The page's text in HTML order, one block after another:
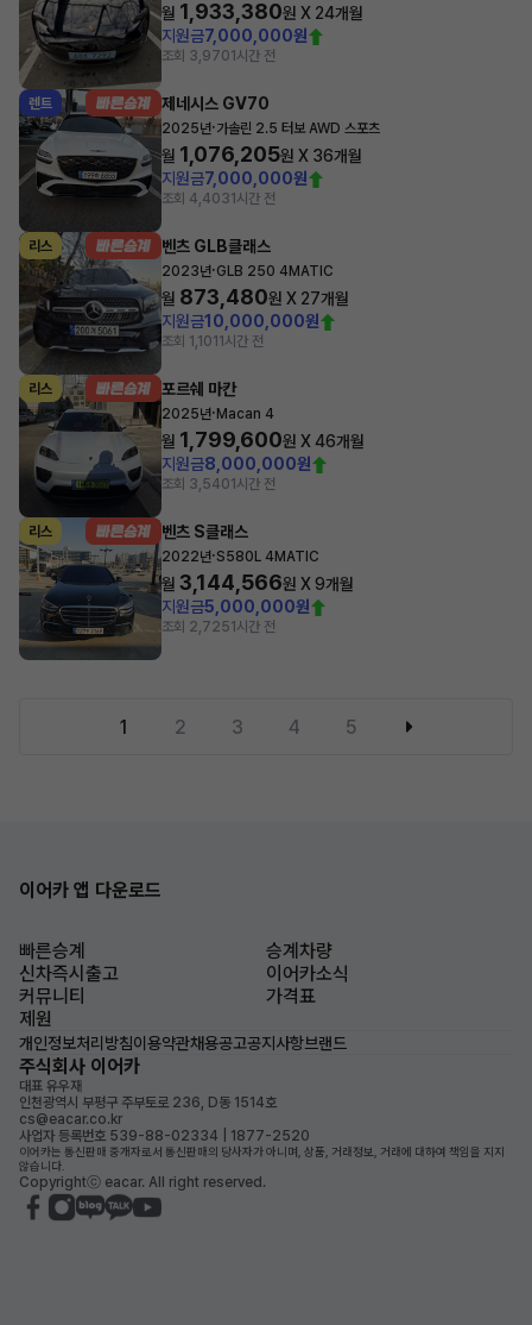
월 1,933,380원 X 24개월
지원금7,000,000원
조회 3,9701시간 전
렌트 제네시스 GV70
2025년·가솔린 2.5 터보 AWD 스포츠
월 1,076,205원 X 36개월
지원금7,000,000원
조회 4,4031시간 전
리스 벤츠 GLB클래스
2023년·GLB 250 4MATIC
월 873,480원 X 27개월
지원금10,000,000원
조회 1,101 1시간 전
리스 포르쉐 마칸
2025년· Macan 4
월 1,799,600원 X46개월
지원금8,000,000원
조회 3,5401시간 전
리스 벤츠 S클래스
2022년·S580L 4MATIC
월 3,144,566원 X9개월
지원금5,000,000원
조회 2,7251시간 전
1 2 3 4 5
이어카 앱 다운로드
빠른승계
승계차량
신차즉시출고
이어카소식
커뮤니티
가격표
제원
개인정보처리방침이용약관채용공고공지사항브랜드
주식회사 이어카
대표 유우재
인천광역시 부평구 주부토로 236, D동 1514호
cs@eacar.co.kr
사업자 등록번호 539-88-02334 | 1877-2520
이어카는 통신판매 중개자로서 통신판매의 당사자가 아니며, 상품, 거래정보, 거래에 대하여 책임을 지지
않습니다.
Copyrightⓒ eacar. All right reserved.